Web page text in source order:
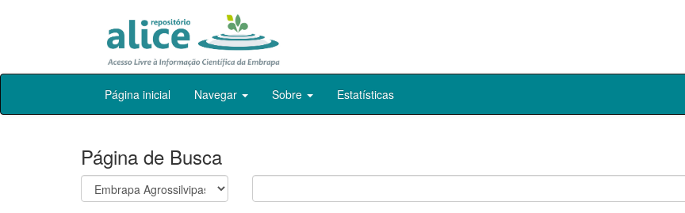
Skip
Página inicial Navegar Sobre Estatísticas
Página de Busca